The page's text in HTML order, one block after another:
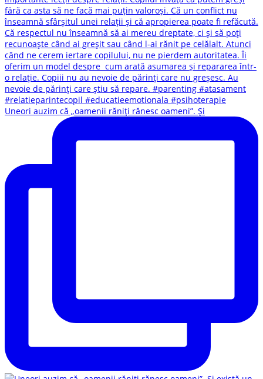
Uneori auzim că „oamenii răniți rănesc oameni”. Și